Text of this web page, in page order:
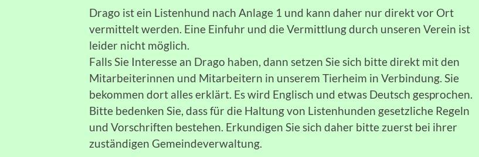
Drago ist ein Listenhund nach Anlage 1 und kann daher nur direkt vor Ort
vermittelt werden. Eine Einfuhr und die Vermittlung durch unseren Verein ist
leider nicht möglich.
Falls Sie Interesse an Drago haben, dann setzen Sie sich bitte direkt mit den
Mitarbeiterinnen und Mitarbeitern in unserem Tierheim in Verbindung. Sie
bekommen dort alles erklärt. Es wird Englisch und etwas Deutsch gesprochen.
Bitte bedenken Sie, dass für die Haltung von Listenhunden gesetzliche Regeln
und Vorschriften bestehen. Erkundigen Sie sich daher bitte zuerst bei ihrer
zuständigen Gemeindeverwaltung.